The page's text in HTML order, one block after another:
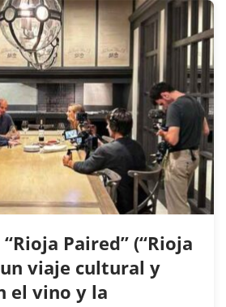
Paired” (“Rioja
viaje cultural y
el vino y la